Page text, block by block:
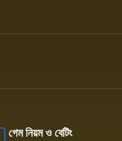
গেম নিয়ম ও বেটিং